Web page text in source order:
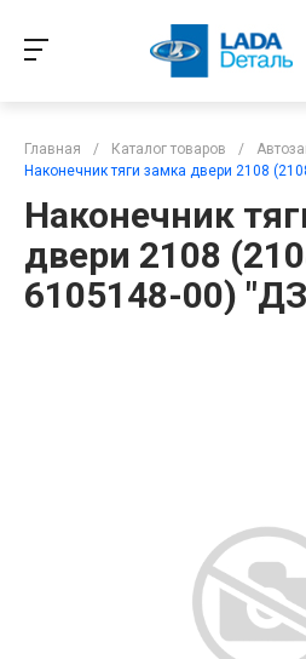
Главная / Каталог товаров /
Наконечник тяги замка двери 2108
Наконечник
двери 2108
6105148-00)